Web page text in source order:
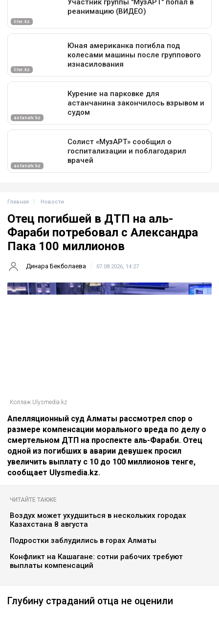
Главная Новости
Отец погибшей в ДТП на аль-
Фараби потребовал с Александра
Пака 100 миллионов
Динара Бекболаева 07.08.2026, 14:27
Коллаж Ulysmedia.kz
Апелляционный суд Алматы рассмотрел спор о
размере компенсации морального вреда по делу о
смертельном ДТП на проспекте аль-Фараби. Отец
одной из погибших в аварии девушек просил
увеличить выплату с 10 до 100 миллионов тенге,
сообщает Ulysmedia.kz.
ЧИТАЙТЕ ТАКЖЕ
Воздух может ухудшиться в нескольких городах
Казахстана 8 августа
Подростки заблудились в горах Алматы
Конфликт на Кашагане: сотни рабочих требуют
выплаты компенсаций
Глубину страданий отца не оценили